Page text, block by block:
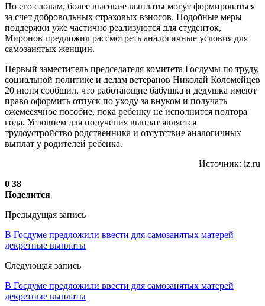
По его словам, более высокие выплаты могут формироваться
за счет добровольных страховых взносов. Подобные меры
поддержки уже частично реализуются для студенток,
Миронов предложил рассмотреть аналогичные условия для
самозанятых женщин.
Первый заместитель председателя комитета Госдумы по труду,
социальной политике и делам ветеранов Николай Коломейцев
20 июня сообщил, что работающие бабушка и дедушка имеют
право оформить отпуск по уходу за внуком и получать
ежемесячное пособие, пока ребенку не исполнится полтора
года. Условием для получения выплат является
трудоустройство родственника и отсутствие аналогичных
выплат у родителей ребенка.
Источник: iz.ru
0 38
Поделится
Предыдущая запись
В Госдуме предложили ввести для самозанятых матерей
декретные выплаты
Следующая запись
В Госдуме предложили ввести для самозанятых матерей
декретные выплаты